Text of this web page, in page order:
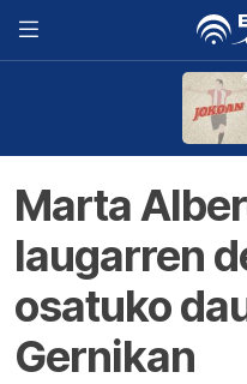
Marta
laugarren
osatuko
Gernikan